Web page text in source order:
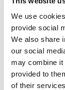
We use
provide social
We also share
our social
may combine it
provided to
of their